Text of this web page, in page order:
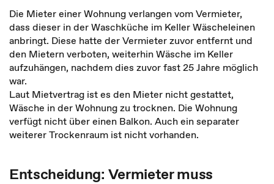
Die Mieter einer Wohnung verlangen vom Vermieter,
dass dieser in der Waschküche im Keller Wäscheleinen
anbringt. Diese hatte der Vermieter zuvor entfernt und
den Mietern verboten, weiterhin Wäsche im Keller
aufzuhängen, nachdem dies zuvor fast 25 Jahre möglich
war.
Laut Mietvertrag ist es den Mieter nicht gestattet,
Wäsche in der Wohnung zu trocknen. Die Wohnung
verfügt nicht über einen Balkon. Auch ein separater
weiterer Trockenraum ist nicht vorhanden.
Entscheidung: Vermieter muss